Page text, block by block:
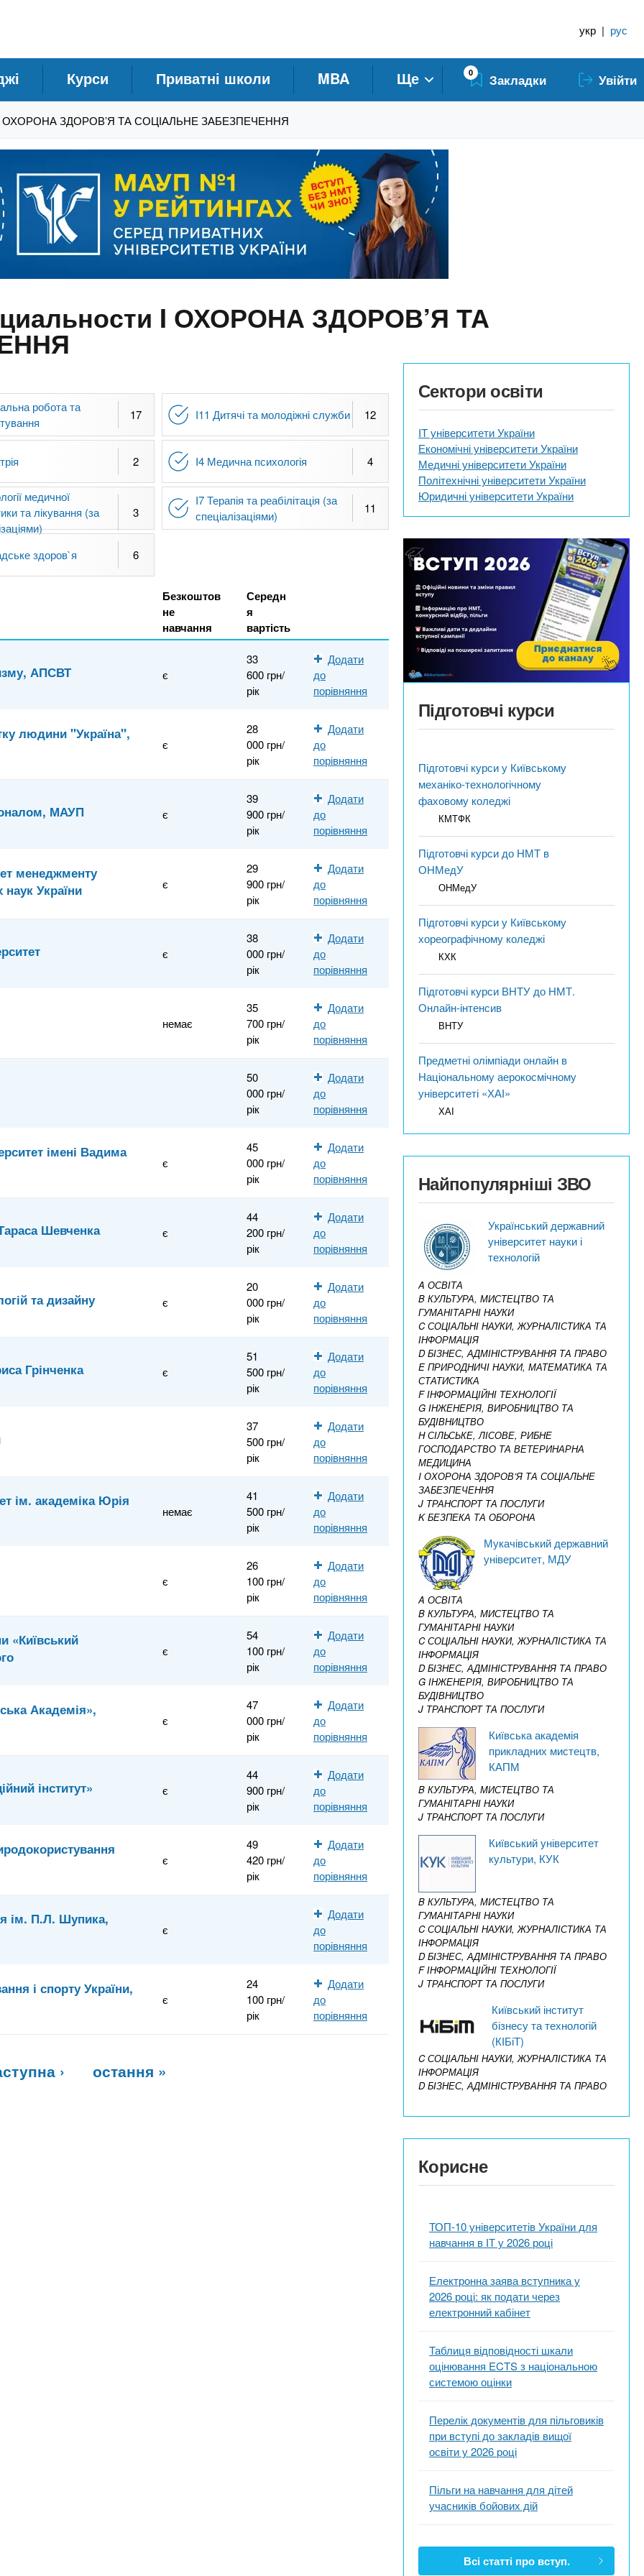
укр | рус
Курси Приватні школи MBA Ще 0 Закладки Увійти
I ОХОРОНА ЗДОРОВ’Я ТА СОЦІАЛЬНЕ ЗАБЕЗПЕЧЕННЯ
I ОХОРОНА ЗДОРОВ’Я ТА
робота та
17 I11 Дитячі та молодіжні служби 12
2 I4 Медична психологія 4
медичної
та лікування (за
3
I7 Терапія та реабілітація (за
спеціалізаціями)
11
здоров`я 6
Безкоштов
не
навчання
Середн
я
вартість
АПСВТ є
33
600 грн/
рік
Додати
до
порівняння
людини "Україна",
є
28
000 грн/
рік
Додати
до
порівняння
МАУП є
39
900 грн/
рік
Додати
до
порівняння
менеджменту
наук України
є
29
900 грн/
рік
Додати
до
порівняння
є
38
000 грн/
рік
Додати
до
порівняння
немає
35
700 грн/
рік
Додати
до
порівняння
50
000 грн/
рік
Додати
до
порівняння
імені Вадима
є
45
000 грн/
рік
Додати
до
порівняння
Шевченка є
44
200 грн/
рік
Додати
до
порівняння
та дизайну є
20
000 грн/
рік
Додати
до
порівняння
Грінченка є
51
500 грн/
рік
Додати
до
порівняння
37
500 грн/
рік
Додати
до
порівняння
ім. академіка Юрія
немає
41
500 грн/
рік
Додати
до
порівняння
є
26
100 грн/
рік
Додати
до
порівняння
«Київський
є
54
100 грн/
рік
Додати
до
порівняння
Академія»,
є
47
000 грн/
рік
Додати
до
порівняння
інститут» є
44
900 грн/
рік
Додати
до
порівняння
є
49
420 грн/
рік
Додати
до
порівняння
ім. П.Л. Шупика,
є
Додати
до
порівняння
і спорту України,
є
24
100 грн/
рік
Додати
до
порівняння
› остання »
Сектори освіти
IT університети України
Економічні університети України
Медичні університети України
Політехнічні університети України
Юридичні університети України
Підготовчі курси
Підготовчі курси у Київському
механіко-технологічному
фаховому коледжі
КМТФК
Підготовчі курси до НМТ в
ОНМедУ
ОНМедУ
Підготовчі курси у Київському
хореографічному коледжі
КХК
Підготовчі курси ВНТУ до НМТ.
Онлайн-інтенсив
ВНТУ
Предметні олімпіади онлайн в
Національному аерокосмічному
університеті «ХАІ»
ХАІ
Найпопулярніші ЗВО
Український державний
університет науки і
технологій
A ОСВІТА
B КУЛЬТУРА, МИСТЕЦТВО ТА
ГУМАНІТАРНІ НАУКИ
C СОЦІАЛЬНІ НАУКИ, ЖУРНАЛІСТИКА ТА
ІНФОРМАЦІЯ
D БІЗНЕС, АДМІНІСТРУВАННЯ ТА ПРАВО
E ПРИРОДНИЧІ НАУКИ, МАТЕМАТИКА ТА
СТАТИСТИКА
F ІНФОРМАЦІЙНІ ТЕХНОЛОГІЇ
G ІНЖЕНЕРІЯ, ВИРОБНИЦТВО ТА
БУДІВНИЦТВО
H СІЛЬСЬКЕ, ЛІСОВЕ, РИБНЕ
ГОСПОДАРСТВО ТА ВЕТЕРИНАРНА
МЕДИЦИНА
I ОХОРОНА ЗДОРОВ’Я ТА СОЦІАЛЬНЕ
ЗАБЕЗПЕЧЕННЯ
J ТРАНСПОРТ ТА ПОСЛУГИ
K БЕЗПЕКА ТА ОБОРОНА
Мукачівський державний
університет, МДУ
A ОСВІТА
B КУЛЬТУРА, МИСТЕЦТВО ТА
ГУМАНІТАРНІ НАУКИ
C СОЦІАЛЬНІ НАУКИ, ЖУРНАЛІСТИКА ТА
ІНФОРМАЦІЯ
D БІЗНЕС, АДМІНІСТРУВАННЯ ТА ПРАВО
G ІНЖЕНЕРІЯ, ВИРОБНИЦТВО ТА
БУДІВНИЦТВО
J ТРАНСПОРТ ТА ПОСЛУГИ
Київська академія
прикладних мистецтв,
КАПМ
B КУЛЬТУРА, МИСТЕЦТВО ТА
ГУМАНІТАРНІ НАУКИ
J ТРАНСПОРТ ТА ПОСЛУГИ
Київський університет
культури, КУК
B КУЛЬТУРА, МИСТЕЦТВО ТА
ГУМАНІТАРНІ НАУКИ
C СОЦІАЛЬНІ НАУКИ, ЖУРНАЛІСТИКА ТА
ІНФОРМАЦІЯ
D БІЗНЕС, АДМІНІСТРУВАННЯ ТА ПРАВО
F ІНФОРМАЦІЙНІ ТЕХНОЛОГІЇ
J ТРАНСПОРТ ТА ПОСЛУГИ
Київський інститут
бізнесу та технологій
(КІБіТ)
C СОЦІАЛЬНІ НАУКИ, ЖУРНАЛІСТИКА ТА
ІНФОРМАЦІЯ
D БІЗНЕС, АДМІНІСТРУВАННЯ ТА ПРАВО
Корисне
ТОП-10 університетів України для
навчання в ІТ у 2026 році
Електронна заява вступника у
2026 році: як подати через
електронний кабінет
Таблиця відповідності шкали
оцінювання ECTS з національною
системою оцінки
Перелік документів для пільговиків
при вступі до закладів вищої
освіти у 2026 році
Пільги на навчання для дітей
учасників бойових дій
Всі статті про вступ.